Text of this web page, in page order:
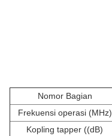
Nomor Bagian
Frekuensi operasi (MHz)
Kopling tapper ((dB)